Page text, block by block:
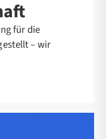
für die
– wir